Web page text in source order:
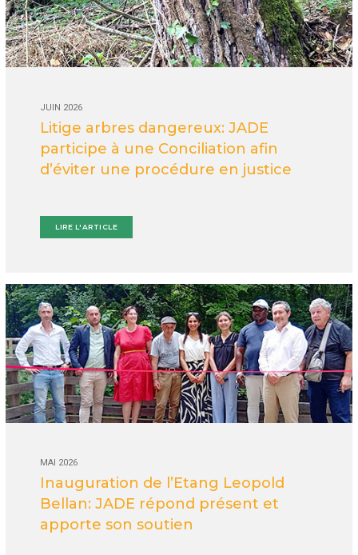
JUIN 2026
Litige arbres dangereux: JADE
participe à une Conciliation afin
d’éviter une procédure en justice
LIRE L'ARTICLE
MAI 2026
Inauguration de l’Etang Leopold
Bellan: JADE répond présent et
apporte son soutien